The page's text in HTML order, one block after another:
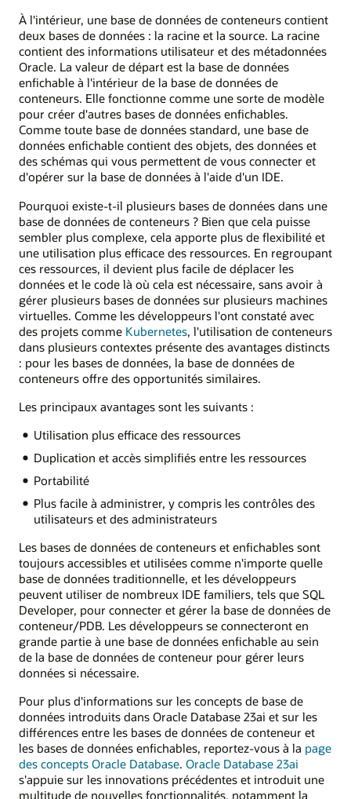
À l'intérieur, une base de données de conteneurs contient
deux bases de données : la racine et la source. La racine
contient des informations utilisateur et des métadonnées
Oracle. La valeur de départ est la base de données
enfichable à l'intérieur de la base de données de
conteneurs. Elle fonctionne comme une sorte de modèle
pour créer d'autres bases de données enfichables.
Comme toute base de données standard, une base de
données enfichable contient des objets, des données et
des schémas qui vous permettent de vous connecter et
d'opérer sur la base de données à l'aide d'un IDE.
Pourquoi existe-t-il plusieurs bases de données dans une
base de données de conteneurs ? Bien que cela puisse
sembler plus complexe, cela apporte plus de flexibilité et
une utilisation plus efficace des ressources. En regroupant
ces ressources, il devient plus facile de déplacer les
données et le code là où cela est nécessaire, sans avoir à
gérer plusieurs bases de données sur plusieurs machines
virtuelles. Comme les développeurs l'ont constaté avec
des projets comme Kubernetes, l'utilisation de conteneurs
dans plusieurs contextes présente des avantages distincts
: pour les bases de données, la base de données de
conteneurs offre des opportunités similaires.
Les principaux avantages sont les suivants :
Utilisation plus efficace des ressources
Duplication et accès simplifiés entre les ressources
Portabilité
Plus facile à administrer, y compris les contrôles des
utilisateurs et des administrateurs
Les bases de données de conteneurs et enfichables sont
toujours accessibles et utilisées comme n'importe quelle
base de données traditionnelle, et les développeurs
peuvent utiliser de nombreux IDE familiers, tels que SQL
Developer, pour connecter et gérer la base de données de
conteneur/PDB. Les développeurs se connecteront en
grande partie à une base de données enfichable au sein
de la base de données de conteneur pour gérer leurs
données si nécessaire.
Pour plus d'informations sur les concepts de base de
données introduits dans Oracle Database 23ai et sur les
différences entre les bases de données de conteneur et
les bases de données enfichables, reportez-vous à la page
des concepts Oracle Database. Oracle Database 23ai
s'appuie sur les innovations précédentes et introduit une
multitude de nouvelles fonctionnalités, notamment la